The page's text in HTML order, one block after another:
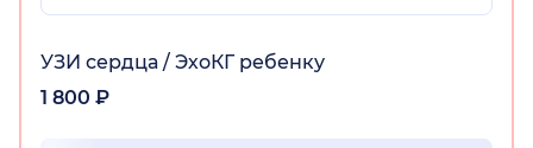
УЗИ сердца / ЭхоКГ ребенку
1 800 ₽